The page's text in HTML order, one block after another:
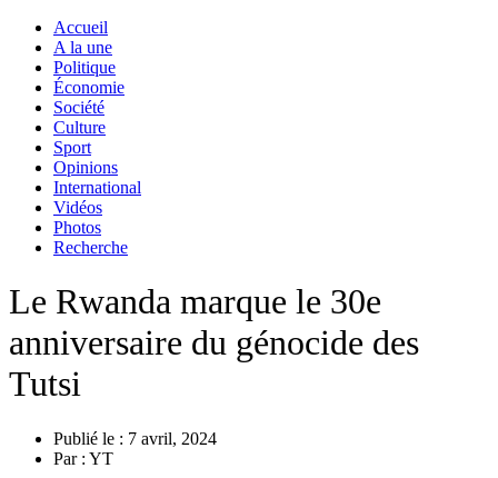
Accueil
A la une
Politique
Économie
Société
Culture
Sport
Opinions
International
Vidéos
Photos
Recherche
Le Rwanda marque le 30e
anniversaire du génocide des
Tutsi
Publié le : 7 avril, 2024
Par : YT